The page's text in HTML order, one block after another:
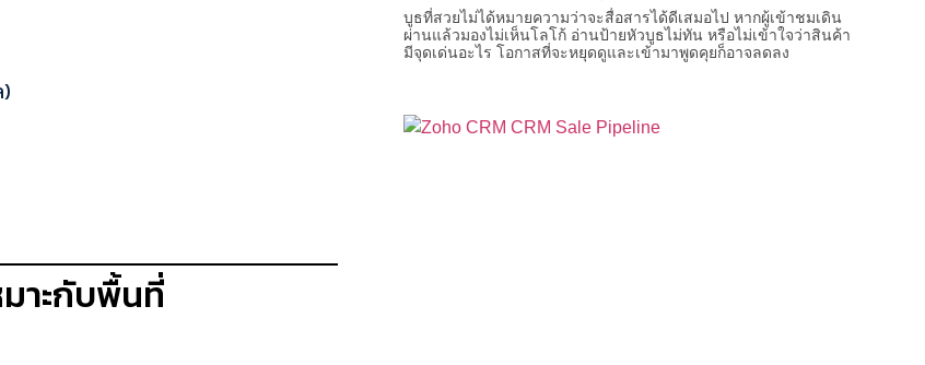
มาะกับพื้นที่
บูธที่สวยไม่ได้หมายความว่าจะสื่อสารได้ดีเสมอไป หากผู้เข้าชมเดิน
ผ่านแล้วมองไม่เห็นโลโก้ อ่านป้ายหัวบูธไม่ทัน หรือไม่เข้าใจว่าสินค้า
มีจุดเด่นอะไร โอกาสที่จะหยุดดูและเข้ามาพูดคุยก็อาจลดลง